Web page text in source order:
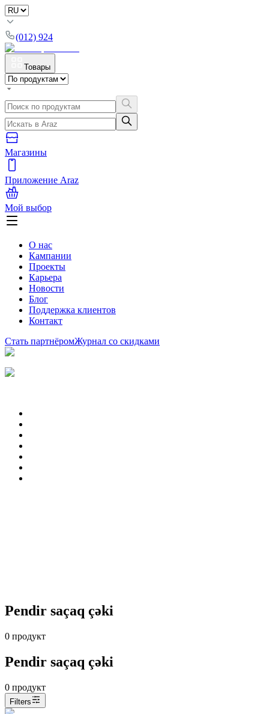
(012) 924
Товары
Магазины
Приложение Araz
Мой выбор
О нас
Кампании
Проекты
Карьера
Новости
Блог
Поддержка клиентов
Контакт
Стать партнёромЖурнал со скидками
Pendir saçaq çəki
0 продукт
Pendir saçaq çəki
0 продукт
Filters